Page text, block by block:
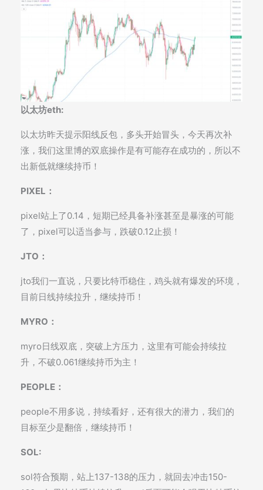
以太坊eth:
以太坊昨天提示阳线反包，多头开始冒头，今天再次补
涨，我们这里博的双底操作是有可能存在成功的，所以不
出新低就继续持币！
PIXEL：
pixel站上了0.14，短期已经具备补涨甚至是暴涨的可能
了，pixel可以适当参与，跌破0.12止损！
JTO：
jto我们一直说，只要比特币稳住，鸡头就有爆发的环境，
目前日线持续拉升，继续持币！
MYRO：
myro日线双底，突破上方压力，这里有可能会持续拉
升，不破0.061继续持币为主！
PEOPLE：
people不用多说，持续看好，还有很大的潜力，我们的
目标至少是翻倍，继续持币！
SOL:
sol符合预期，站上137-138的压力，就回去冲击150-